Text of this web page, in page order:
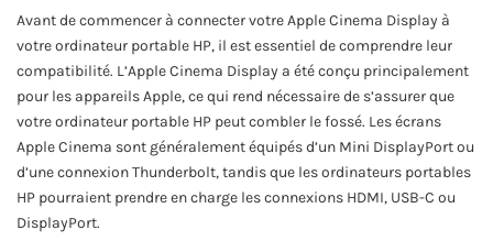
Avant de commencer à connecter votre Apple Cinema Display à
votre ordinateur portable HP, il est essentiel de comprendre leur
compatibilité. L’Apple Cinema Display a été conçu principalement
pour les appareils Apple, ce qui rend nécessaire de s’assurer que
votre ordinateur portable HP peut combler le fossé. Les écrans
Apple Cinema sont généralement équipés d’un Mini DisplayPort ou
d’une connexion Thunderbolt, tandis que les ordinateurs portables
HP pourraient prendre en charge les connexions HDMI, USB-C ou
DisplayPort.